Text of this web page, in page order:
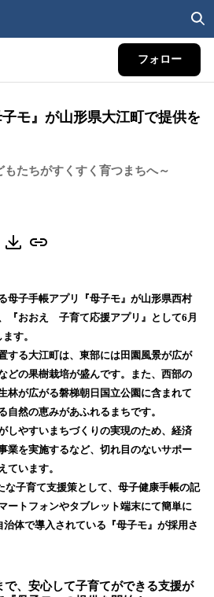
フォロー
モ』が山形県大江町で提供を
もたちがすくすく育つまちへ～
母子手帳アプリ『母子モ』が山形県西村
『おおえ 子育て応援アプリ』として6月
す。
する大江町は、東部には田園風景が広が
どの果樹栽培が盛んです。また、西部の
林が広がる磐梯朝日国立公園に含まれて
自然の恵みがあふれるまちです。
しやすいまちづくりの実現のため、経済
業を実施するなど、切れ目のないサポー
ています。
子育て支援策として、母子健康手帳の記
ートフォンやタブレット端末にて簡単に
体で導入されている『母子モ』が採用さ
、安心して子育てができる支援が